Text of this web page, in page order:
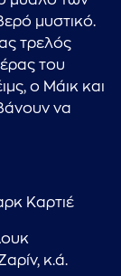
μυστικό.
τρελός
του
ο Μάικ και
να
Καρτιέ
κ.ά.